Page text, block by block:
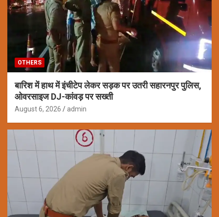
OTHERS
बारिश में हाथ में इंचीटेप लेकर सड़क पर उतरी सहारनपुर पुलिस,
ओवरसाइज DJ-कांवड़ पर सख्ती
August 6, 2026 admin